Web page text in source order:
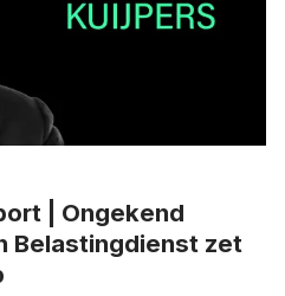
| Ongekend
Belastingdienst zet